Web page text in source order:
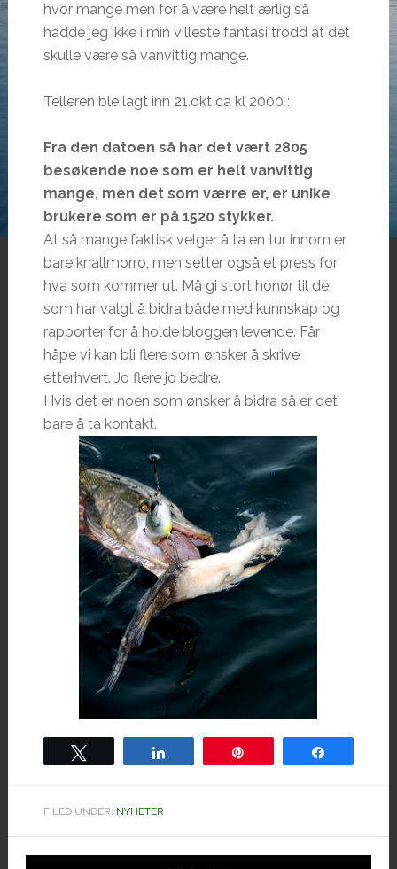
hvor mange men for å være helt ærlig så
hadde jeg ikke i min villeste fantasi trodd at det
skulle være så vanvittig mange.
Telleren ble lagt inn 21.okt ca kl 2000 :
Fra den datoen så har det vært 2805
besøkende noe som er helt vanvittig
mange, men det som værre er, er unike
brukere som er på 1520 stykker.
At så mange faktisk velger å ta en tur innom er
bare knallmorro, men setter også et press for
hva som kommer ut. Må gi stort honør til de
som har valgt å bidra både med kunnskap og
rapporter for å holde bloggen levende. Får
håpe vi kan bli flere som ønsker å skrive
etterhvert. Jo flere jo bedre.
Hvis det er noen som ønsker å bidra så er det
bare å ta kontakt.
FILED UNDER: NYHETER
Hoved